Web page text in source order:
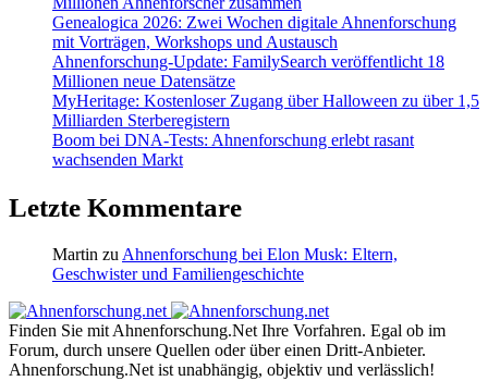
Genealogica 2026: Zwei Wochen digitale Ahnenforschung
mit Vorträgen, Workshops und Austausch
Ahnenforschung-Update: FamilySearch veröffentlicht 18
Millionen neue Datensätze
MyHeritage: Kostenloser Zugang über Halloween zu über 1,5
Milliarden Sterberegistern
Boom bei DNA-Tests: Ahnenforschung erlebt rasant
wachsenden Markt
Letzte Kommentare
Martin zu Ahnenforschung bei Elon Musk: Eltern,
Geschwister und Familiengeschichte
Finden Sie mit Ahnenforschung.Net Ihre Vorfahren. Egal ob im
Forum, durch unsere Quellen oder über einen Dritt-Anbieter.
Ahnenforschung.Net ist unabhängig, objektiv und verlässlich!